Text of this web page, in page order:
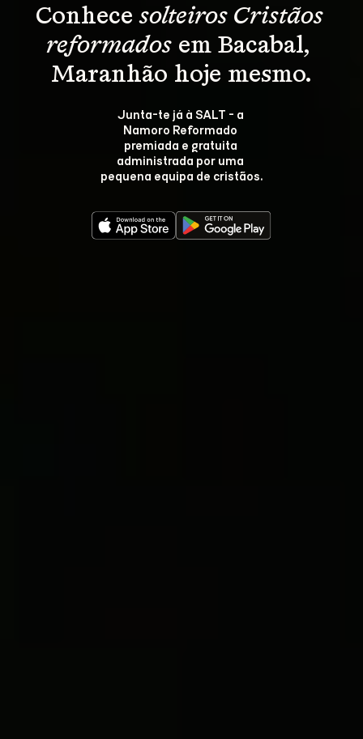
Conhece solteiros Cristãos
reformados em Bacabal,
Maranhão hoje mesmo.
Junta-te já à SALT - a
Namoro Reformado
premiada e gratuita
administrada por uma
pequena equipa de cristãos.